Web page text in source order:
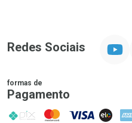
Redes Sociais
formas de
Pagamento
PIX MasterCard
VISA ELO